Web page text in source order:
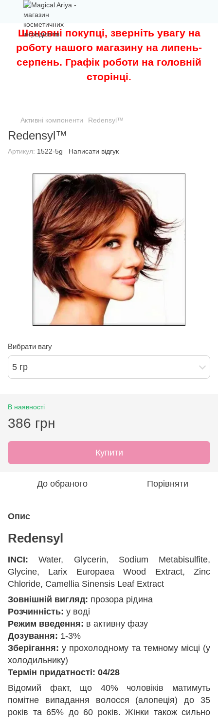
Шановні покупці, зверніть увагу на
роботу нашого магазину на липень-
серпень. Графік роботи на головній
сторінці.
Активні компоненти Redensyl™
Redensyl™
Артикул: 1522-5g Написати відгук
Вибрати вагу
5 гр
В наявності
386 грн
Купити
До обраного Порівняти
Опис
Redensyl
INCI: Water, Glycerin, Sodium Metabisulfite,
Glycine, Larix Europaea Wood Extract, Zinc
Chloride, Camellia Sinensis Leaf Extract
Зовнішній вигляд: прозора рідина
Розчинність: у воді
Режим введення: в активну фазу
Дозування: 1-3%
Зберігання: у прохолодному та темному місці (у
холодильнику)
Термін придатності: 04/28
Відомий факт, що 40% чоловіків матимуть
помітне випадання волосся (алопеція) до 35
років та 65% до 60 років. Жінки також сильно